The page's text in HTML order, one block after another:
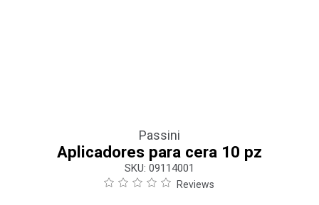
Passini
Aplicadores para cera 10 pz
: 09114001
Reviews